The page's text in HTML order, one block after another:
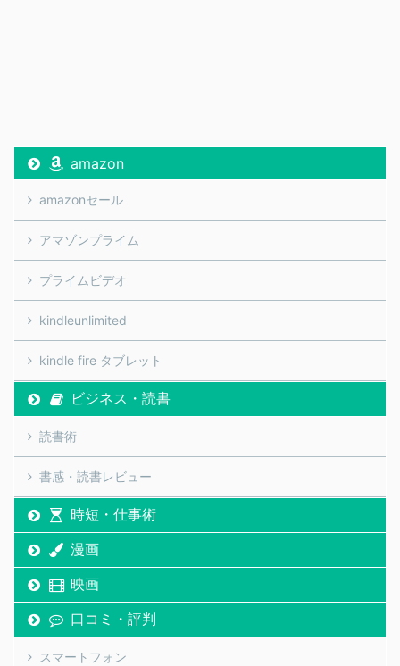
amazon
amazonセール
アマゾンプライム
プライムビデオ
kindleunlimited
kindle fire タブレット
ビジネス・読書
読書術
書感・読書レビュー
時短・仕事術
漫画
映画
口コミ・評判
スマートフォン